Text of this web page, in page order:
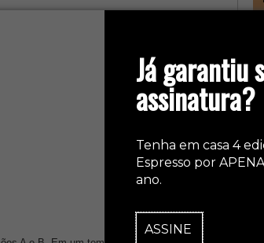
Já garantiu
assinatura?
Tenha em casa 4
Espresso por
ano.
ASSINE